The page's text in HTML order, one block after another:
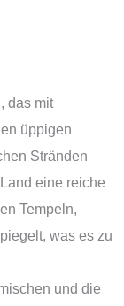
das mit
üppigen
Stränden
eine reiche
Tempeln,
was es zu
und die